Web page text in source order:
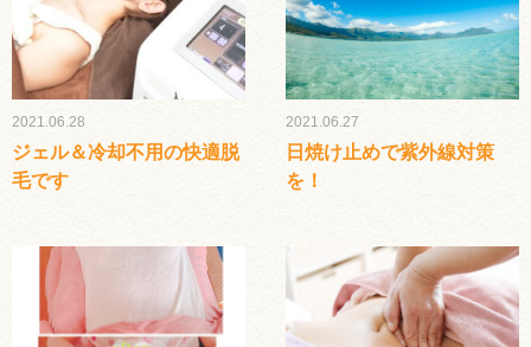
2021.06.28
ジェル＆冷却不用の快適脱
毛です
2021.06.27
日焼け止めで紫外線対策
を！